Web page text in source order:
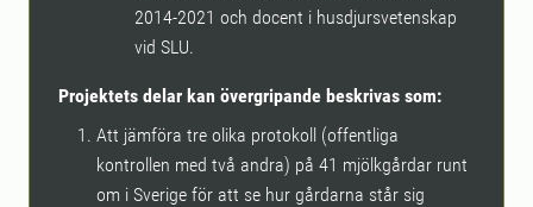
2014-2021 och docent i husdjursvetenskap
vid SLU.
Projektets delar kan övergripande beskrivas som:
Att jämföra tre olika protokoll (offentliga
kontrollen med två andra) på 41 mjölkgårdar runt
om i Sverige för att se hur gårdarna står sig